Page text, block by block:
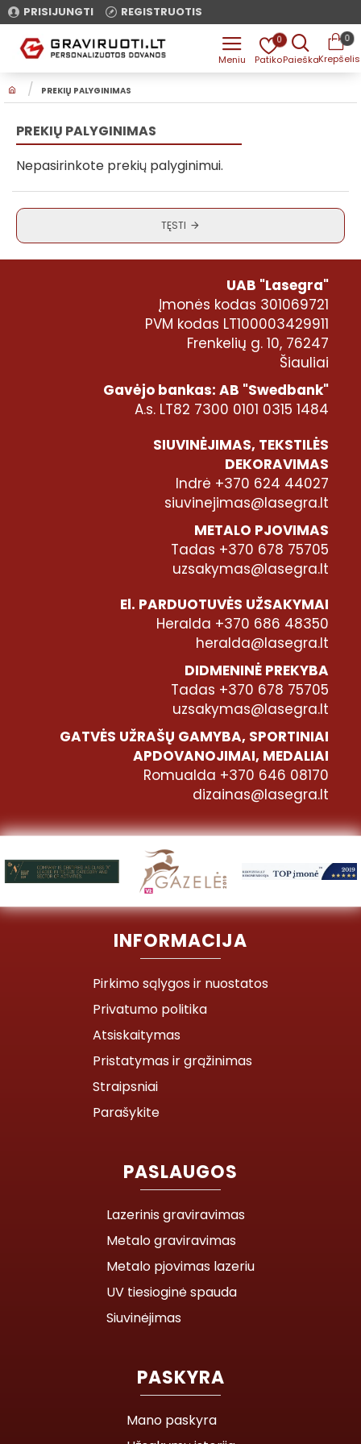
PRISIJUNGTI REGISTRUOTIS
0 0
O
E
PREKIŲ PALYGINIMAS
PREKIŲ PALYGINIMAS
Nepasirinkote prekių palyginimui.
TĘSTI
UAB "Lasegra"
Įmonės kodas 301069721
PVM kodas LT100003429911
Frenkelių g. 10, 76247
Šiauliai
Gavėjo bankas: AB "Swedbank"
A.s. LT82 7300 0101 0315 1484
SIUVINĖJIMAS, TEKSTILĖS
DEKORAVIMAS
Indrė +370 624 44027
siuvinejimas@lasegra.lt
METALO PJOVIMAS
Tadas +370 678 75705
uzsakymas@lasegra.lt
El. PARDUOTUVĖS UŽSAKYMAI
Heralda +370 686 48350
heralda@lasegra.lt
DIDMENINĖ PREKYBA
Tadas +370 678 75705
uzsakymas@lasegra.lt
GATVĖS UŽRAŠŲ GAMYBA, SPORTINIAI
APDOVANOJIMAI, MEDALIAI
Romualda +370 646 08170
dizainas@lasegra.lt
INFORMACIJA
Pirkimo sąlygos ir nuostatos
Privatumo politika
Atsiskaitymas
Pristatymas ir grąžinimas
Straipsniai
Parašykite
PASLAUGOS
Lazerinis graviravimas
Metalo graviravimas
Metalo pjovimas lazeriu
UV tiesioginė spauda
Siuvinėjimas
PASKYRA
Mano paskyra